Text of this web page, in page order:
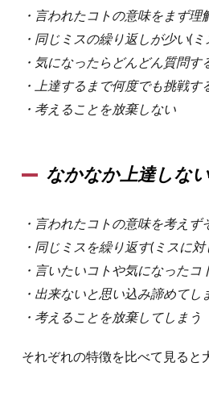
特徴
1.2
なか
なか
上達
しな
徴
「考
える
こと
／気
こ
と」
・言われたコトの意味をまず
・同じミスの繰り返しが少い(
・気になったらどんどん質問
・上達するまで何度でも挑戦す
・考えることを放棄しない
なかなか上達しな
・言われたコトの意味を考えず
・同じミスを繰り返す(ミスに
・言いたいコトや気になった
・出来ないと思い込み諦めてし
・考えることを放棄してしまう
それぞれの特徴を比べて見ると